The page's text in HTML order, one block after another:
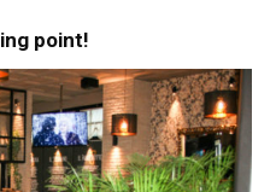
point!